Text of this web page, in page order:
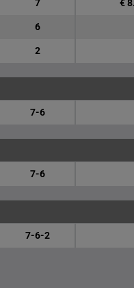
7 €
6
2
7-6
7-6
7-6-2